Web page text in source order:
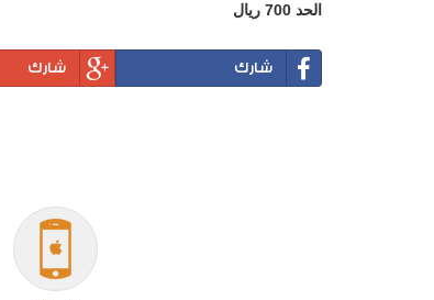
الحد 700 ريال
شارك شارك